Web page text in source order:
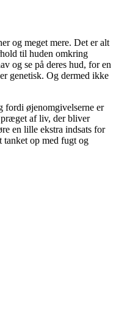
og meget mere. Det er alt
til huden omkring
og se på deres hud, for en
genetisk. Og dermed ikke
fordi øjenomgivelserne er
af liv, der bliver
en lille ekstra indsats for
tanket op med fugt og